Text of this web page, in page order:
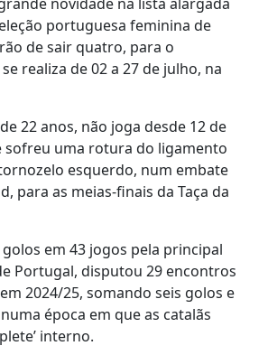
portuguesa feminina de
de sair quatro, para o
realiza de 02 a 27 de julho, na
22 anos, não joga desde 12 de
sofreu uma rotura do ligamento
esquerdo, num embate
para as meias-finais da Taça da
em 43 jogos pela principal
Portugal, disputou 29 encontros
2024/25, somando seis golos e
época em que as catalãs
interno.